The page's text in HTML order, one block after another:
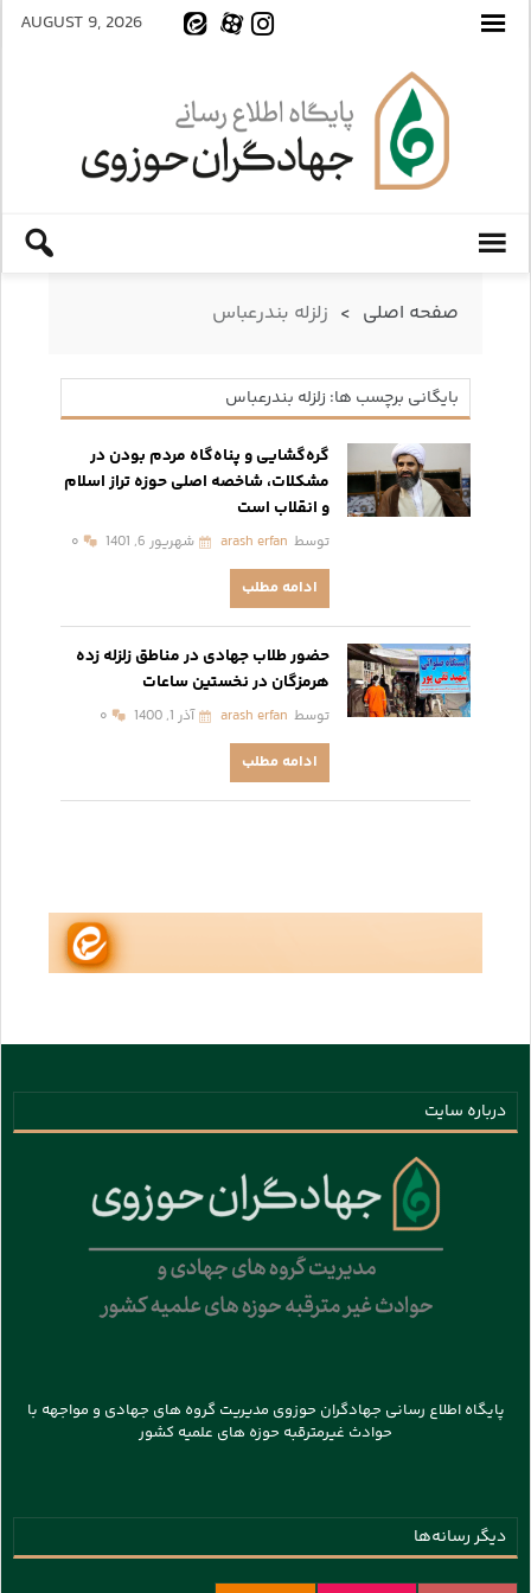
AUGUST 9, 2026
صفحه اصلی > زلزله بندرعباس
بایگانی برچسب ها: زلزله بندرعباس
گره‌گشایی و پناه‌گاه مردم بودن در
مشکلات، شاخصه اصلی حوزه تراز اسلام
و انقلاب است
توسط arash erfan شهریور 6, 1401 ۰
ادامه مطلب
حضور طلاب جهادی در مناطق زلزله زده
هرمزگان در نخستین ساعات
توسط arash erfan آذر 1, 1400 ۰
ادامه مطلب
درباره سایت
پایگاه اطلاع رسانی جهادگران حوزوی مدیریت گروه های جهادی و مواجهه با
حوادث غیرمترقبه حوزه های علمیه کشور
دیگر رسانه‌ها